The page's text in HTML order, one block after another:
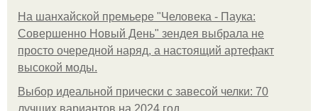
На шанхайской премьере "Человека - Паука:
Совершенно Новый День" зендея выбрала не
просто очередной наряд, а настоящий артефакт
высокой моды.
Выбор идеальной прически с завесой челки: 70
лучших вариантов на 2024 год